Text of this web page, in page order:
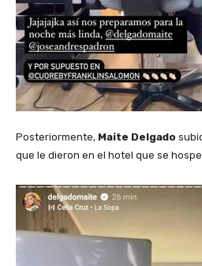
Posteriormente, Maite Delgado
que le dieron en el hotel que se